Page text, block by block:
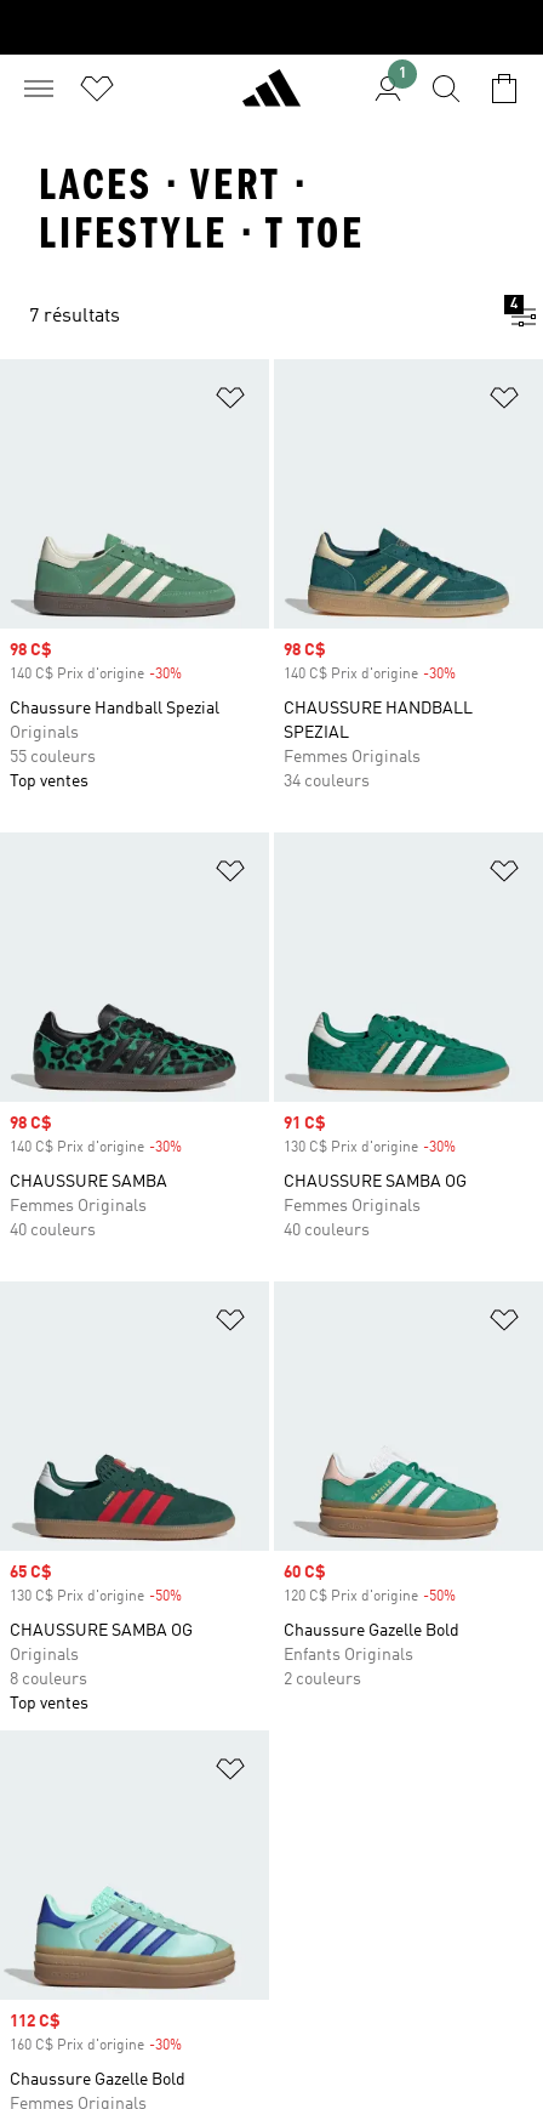
1
LACES · VERT ·
LIFESTYLE · T TOE
7 résultats
4
Ajouter à la Liste de produits
Prix soldé
98 C$
140 C$ Prix d'origine -30%
Chaussure Handball Spezial
Originals
55 couleurs
Top ventes
Prix soldé
98 C$
140 C$ Prix d'origine -30%
CHAUSSURE HANDBALL
SPEZIAL
Femmes Originals
34 couleurs
Ajouter à la Liste de produits
Prix soldé
98 C$
140 C$ Prix d'origine -30%
CHAUSSURE SAMBA
Femmes Originals
40 couleurs
Prix soldé
91 C$
130 C$ Prix d'origine -30%
CHAUSSURE SAMBA OG
Femmes Originals
40 couleurs
Ajouter à la Liste de produits
Prix soldé
65 C$
130 C$ Prix d'origine -50%
CHAUSSURE SAMBA OG
Originals
8 couleurs
Top ventes
Prix soldé
60 C$
120 C$ Prix d'origine -50%
Chaussure Gazelle Bold
Enfants Originals
2 couleurs
Prix soldé
112 C$
160 C$ Prix d'origine -30%
Chaussure Gazelle Bold
Femmes Originals